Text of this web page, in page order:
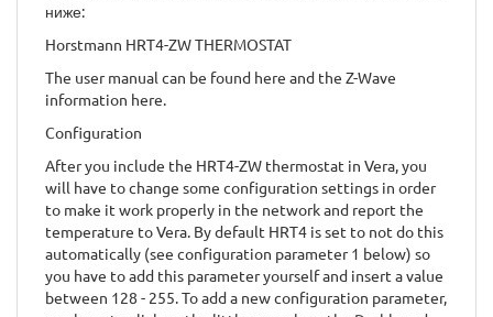
ниже:
Horstmann HRT4-ZW THERMOSTAT
The user manual can be found here and the Z-Wave
information here.
Configuration
After you include the HRT4-ZW thermostat in Vera, you
will have to change some configuration settings in order
to make it work properly in the network and report the
temperature to Vera. By default HRT4 is set to not do this
automatically (see configuration parameter 1 below) so
you have to add this parameter yourself and insert a value
between 128 - 255. To add a new configuration parameter,